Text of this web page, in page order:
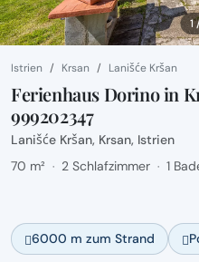
1
Istrien Krsan Lanišće Kršan
Ferienhaus Dorino in
999202347
Lanišće Kršan, Krsan, Istrien
70 m² · 2 Schlafzimmer · 1
6000 m zum Strand